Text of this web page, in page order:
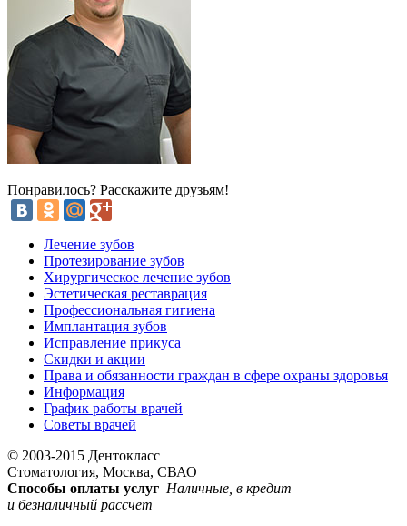
Понравилось? Расскажите друзьям!
Лечение зубов
Протезирование зубов
Хирургическое лечение зубов
Эстетическая реставрация
Профессиональная гигиена
Имплантация зубов
Исправление прикуса
Скидки и акции
Права и обязанности граждан в сфере охраны здоровья
Информация
График работы врачей
Советы врачей
© 2003-2015 Дентокласс
Стоматология, Москва, СВАО
Способы оплаты услуг Наличные, в кредит
и безналичный рассчет